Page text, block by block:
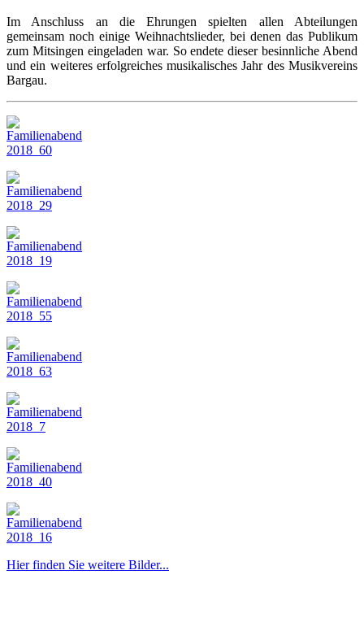
Im Anschluss an die Ehrungen spielten allen Abteilungen
gemeinsam noch einige Weihnachtslieder, bei denen das Publikum
zum Mitsingen eingeladen war. So endete dieser besinnliche Abend
und ein weiteres erfolgreiches musikalisches Jahr des Musikvereins
Bargau.
Hier finden Sie weitere Bilder...